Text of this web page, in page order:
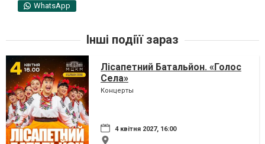
WhatsApp
Інші подіїї зараз
Лісапетний Батальйон. «Голос
Села»
Концерты
4 квітня 2027, 16:00